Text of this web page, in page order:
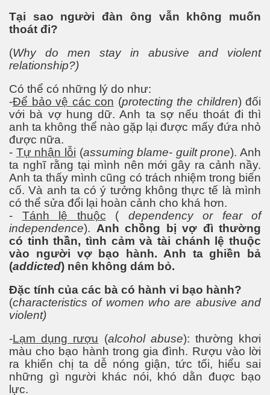
Tại sao người đàn ông vẫn không muốn
thoát đi?
(Why do men stay in abusive and violent
relationship?)
Có thể có những lý do như:
-Để bảo vệ các con (protecting the children) đối
với bà vợ hung dữ. Anh ta sợ nếu thoát đi thì
anh ta không thể nào gặp lại được mấy đứa nhỏ
được nữa.
- Tự nhận lỗi (assuming blame- guilt prone). Anh
ta nghĩ rằng tại mình nên mới gây ra cảnh nầy.
Anh ta thấy mình cũng có trách nhiệm trong biến
cố. Và anh ta có ý tưởng không thực tế là mình
có thể sửa đổi lại hoàn cảnh cho khá hơn.
- Tánh lệ thuộc ( dependency or fear of
independence). Anh chồng bị vợ đì thường
có tinh thần, tình cảm và tài chánh lệ thuộc
vào người vợ bạo hành. Anh ta ghiền bả
(addicted) nên không dám bỏ.
Đặc tính của các bà có hành vi bạo hành?
(characteristics of women who are abusive and
violent)
-Lạm dụng rượu (alcohol abuse): thường khơi
màu cho bạo hành trong gia đình. Rượu vào lời
ra khiến chị ta dễ nóng giận, tức tối, hiểu sai
những gì người khác nói, khó dằn đuợc bạo
lực.
đới
là gì đây ?
năm 2030
tộc